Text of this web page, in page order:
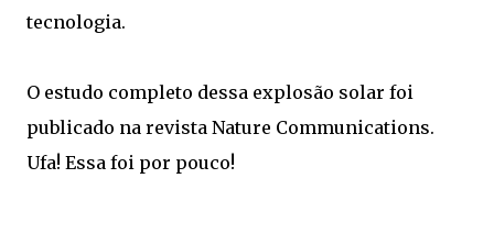
tecnologia.
O estudo completo dessa explosão solar foi
publicado na revista Nature Communications.
Ufa! Essa foi por pouco!